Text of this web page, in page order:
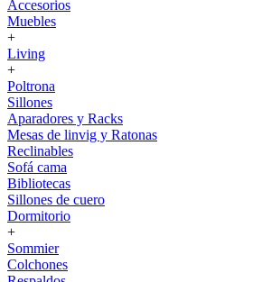
Accesorios
Muebles
+
Living
+
Poltrona
Sillones
Aparadores y Racks
Mesas de linvig y Ratonas
Reclinables
Sofá cama
Bibliotecas
Sillones de cuero
Dormitorio
+
Sommier
Colchones